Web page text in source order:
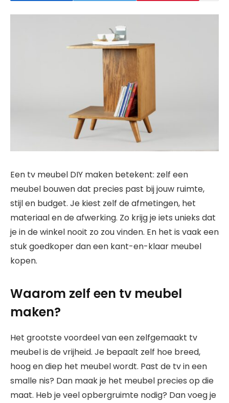
Een tv meubel DIY maken betekent: zelf een
meubel bouwen dat precies past bij jouw ruimte,
stijl en budget. Je kiest zelf de afmetingen, het
materiaal en de afwerking. Zo krijg je iets unieks dat
je in de winkel nooit zo zou vinden. En het is vaak een
stuk goedkoper dan een kant-en-klaar meubel
kopen.
Waarom zelf een tv meubel
maken?
Het grootste voordeel van een zelfgemaakt tv
meubel is de vrijheid. Je bepaalt zelf hoe breed,
hoog en diep het meubel wordt. Past de tv in een
smalle nis? Dan maak je het meubel precies op die
maat. Heb je veel opbergruimte nodig? Dan voeg je